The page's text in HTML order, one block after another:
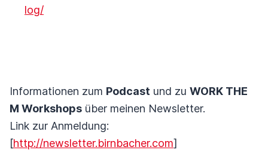
log/
Informationen zum Podcast und zu WORK THE
M Workshops über meinen Newsletter.
Link zur Anmeldung:
[http://newsletter.birnbacher.com]